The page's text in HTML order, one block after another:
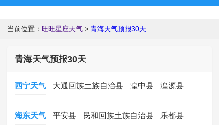
当前位置： 旺旺星座天气 > 青海天气预报30天
青海天气预报30天
西宁天气 大通回族土族自治县 湟中县 湟源县
海东天气 平安县 民和回族土族自治县 乐都县